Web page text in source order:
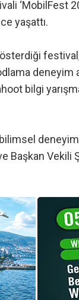
‘MobilFest
yaşattı.
deneyim
bilgi
bilimsel
Vekili